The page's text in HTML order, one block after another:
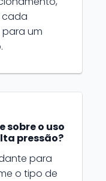
cada
um
sobre o uso
pressão?
para
o tipo de